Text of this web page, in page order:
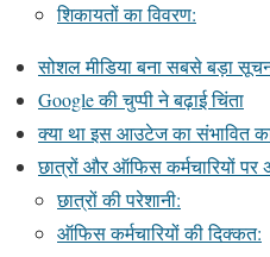
शिकायतों का विवरण:
सोशल मीडिया बना सबसे बड़ा
Google की चुप्पी ने बढ़ाई चिंता
क्या था इस आउटेज का संभावित
छात्रों और ऑफिस कर्मचारियों पर
छात्रों की परेशानी:
ऑफिस कर्मचारियों की दिक्कत: